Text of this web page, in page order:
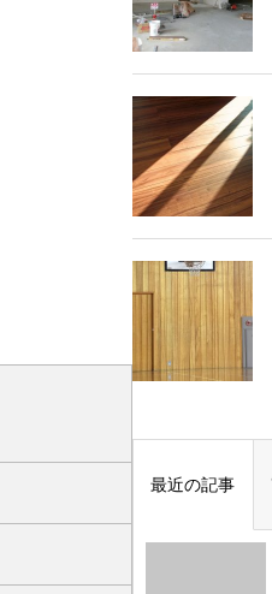
最近の記事